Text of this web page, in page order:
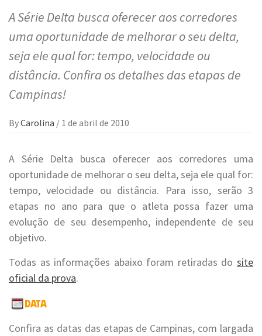
A Série Delta busca oferecer aos corredores
uma oportunidade de melhorar o seu delta,
seja ele qual for: tempo, velocidade ou
distância. Confira os detalhes das etapas de
Campinas!
ByCarolina / 1 de abril de 2010
A Série Delta busca oferecer aos corredores uma
oportunidade de melhorar o seu delta, seja ele qual for:
tempo, velocidade ou distância. Para isso, serão 3
etapas no ano para que o atleta possa fazer uma
evolução de seu desempenho, independente de seu
objetivo.
Todas as informações abaixo foram retiradas do site
oficial da prova.
Confira as datas das etapas de Campinas, com largada